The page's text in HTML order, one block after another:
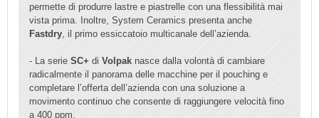
permette di produrre lastre e piastrelle con una flessibilità mai
vista prima. Inoltre, System Ceramics presenta anche
Fastdry , il primo essiccatoio multicanale dell’azienda.
- La serie SC+ di Volpak nasce dalla volontà di cambiare
radicalmente il panorama delle macchine per il pouching e
completare l’offerta dell’azienda con una soluzione a
movimento continuo che consente di raggiungere velocità fino
a 400 ppm.